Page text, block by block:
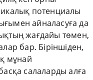
потенциалы
айналасуға да
жағдайы төмен,
бар. Біріншіден,
мұнай
салаларды алға